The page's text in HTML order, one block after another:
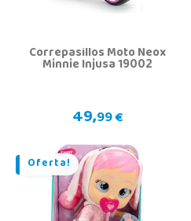
Correpasillos Moto Neox
Minnie Injusa 19002
49,99 €
Oferta!